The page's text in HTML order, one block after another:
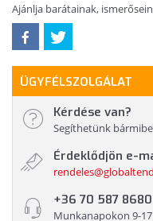
Ajánlja barátainak,
ÜGYFÉLSZOLGÁLAT
Kérdése van?
Segíthetünk
Érdeklődjön e-
+36 70 587 8680
Munkanapokon 9-17